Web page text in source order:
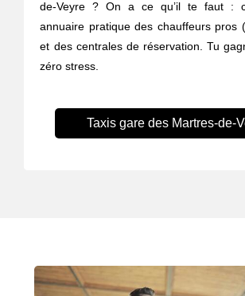
de-Veyre ? On a ce qu’il te faut :
annuaire pratique des chauffeurs pros
et des centrales de réservation. Tu
zéro stress.
Taxis gare des Martres-de-